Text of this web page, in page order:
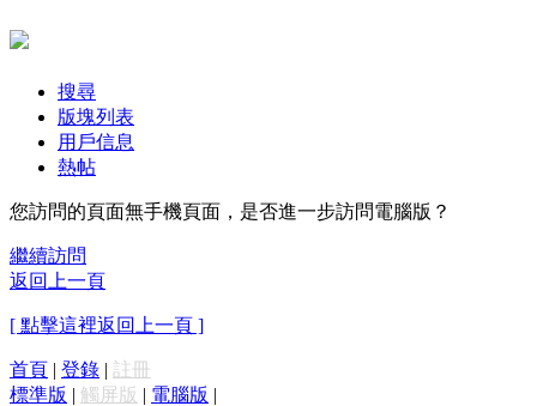
搜尋
版塊列表
用戶信息
熱帖
您訪問的頁面無手機頁面，是否進一步訪問電腦版？
繼續訪問
返回上一頁
[ 點擊這裡返回上一頁 ]
首頁 | 登錄 | 註冊
標準版 | 觸屏版 | 電腦版 |